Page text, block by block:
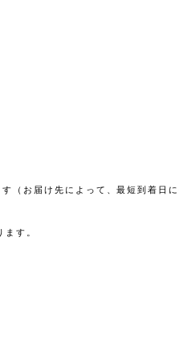
（お届け先によって、最短到着日に
す。